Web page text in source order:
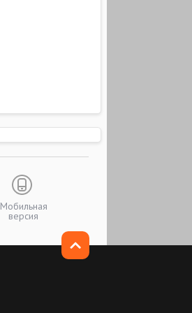
Мобильная
версия